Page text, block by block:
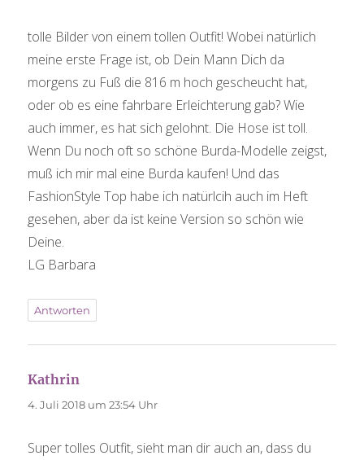
tolle Bilder von einem tollen Outfit! Wobei natürlich
meine erste Frage ist, ob Dein Mann Dich da
morgens zu Fuß die 816 m hoch gescheucht hat,
oder ob es eine fahrbare Erleichterung gab? Wie
auch immer, es hat sich gelohnt. Die Hose ist toll.
Wenn Du noch oft so schöne Burda-Modelle zeigst,
muß ich mir mal eine Burda kaufen! Und das
FashionStyle Top habe ich natürlcih auch im Heft
gesehen, aber da ist keine Version so schön wie
Deine.
LG Barbara
Antworten
Kathrin
4. Juli 2018 um 23:54 Uhr
Super tolles Outfit, sieht man dir auch an, dass du